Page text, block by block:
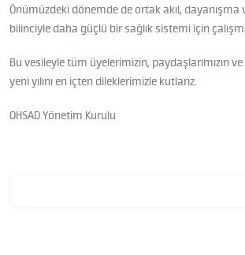
Önümüzdeki dönemde de ortak akıl,
bilinciyle daha güçlü bir sağlık sistemi için
Bu vesileyle tüm üyelerimizin, paydaşlarımızın ve
yeni yılını en içten dileklerimizle kutlarız.
OHSAD Yönetim Kurulu